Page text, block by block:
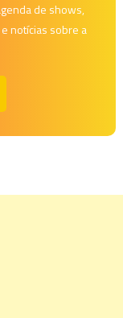
de shows,
notícias sobre a